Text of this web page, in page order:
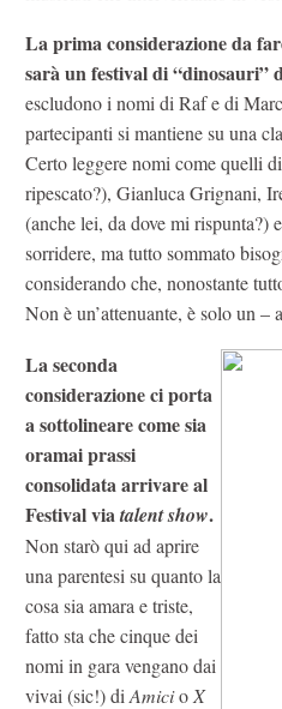
La prima considerazione da
sarà un festival di “dinosauri”
escludono i nomi di Raf e di
partecipanti si mantiene su una
Certo leggere nomi come quelli
ripescato?), Gianluca Grignani,
(anche lei, da dove mi rispunta?)
sorridere, ma tutto sommato
considerando che, nonostante
Non è un’attenuante, è solo un
La seconda
considerazione ci porta
a sottolineare come sia
oramai prassi
consolidata arrivare al
Festival viatalent show.
Non starò qui ad aprire
una parentesi su quanto la
cosa sia amara e triste,
fatto sta che cinque dei
nomi in gara vengano dai
vivai (sic!) di Amicio X